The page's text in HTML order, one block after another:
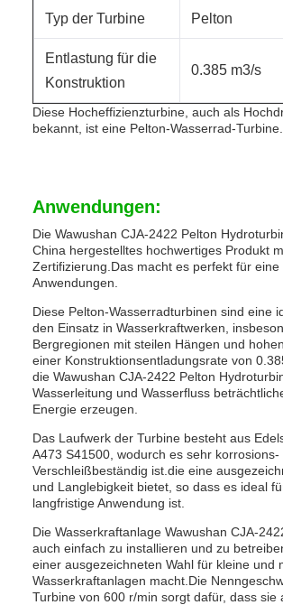
Typ der Turbine Pelton
Entlastung für die
Konstruktion
0.385 m3/s
Diese Hocheffizienzturbine, auch als
bekannt, ist eine Pelton-Wasserrad-Turbine.
Anwendungen:
Die Wawushan CJA-2422 Pelton
China hergestelltes hochwertiges Produkt
Zertifizierung.Das macht es perfekt für eine
Anwendungen.
Diese Pelton-Wasserradturbinen sind eine
den Einsatz in Wasserkraftwerken,
Bergregionen mit steilen Hängen und
einer Konstruktionsentladungsrate von
die Wawushan CJA-2422 Pelton
Wasserleitung und Wasserfluss
Energie erzeugen.
Das Laufwerk der Turbine besteht aus
A473 S41500, wodurch es sehr korrosions-
Verschleißbeständig ist.die eine
und Langlebigkeit bietet, so dass es ideal
langfristige Anwendung ist.
Die Wasserkraftanlage Wawushan CJA-
auch einfach zu installieren und zu
einer ausgezeichneten Wahl für kleine und
Wasserkraftanlagen macht.Die
Turbine von 600 r/min sorgt dafür, dass sie